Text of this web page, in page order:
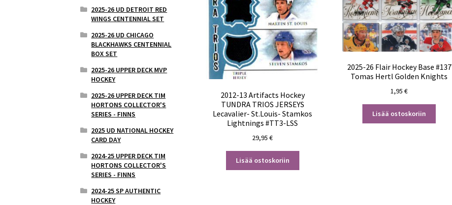
2012-13 Artifacts Hockey
TUNDRA TRIOS JERSEYS
Lecavalier- St.Louis- Stamkos
Lightnings #TT3-LSS
29,95€
Lisää ostoskoriin
2025-26 Flair Hockey Base #137
Tomas Hertl Golden Knights
1,95€
Lisää ostoskoriin
2025-26 UD DETROIT RED
WINGS CENTENNIAL SET
2025-26 UD CHICAGO
BLACKHAWKS CENTENNIAL
BOX SET
2025-26 UPPER DECK MVP
HOCKEY
2025-26 UPPER DECK TIM
HORTONS COLLECTOR'S
SERIES - FINNS
2025 UD NATIONAL HOCKEY
CARD DAY
2024-25 UPPER DECK TIM
HORTONS COLLECTOR'S
SERIES - FINNS
2024-25 SP AUTHENTIC
HOCKEY